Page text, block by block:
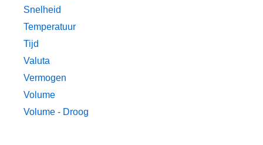
Snelheid
Temperatuur
Tijd
Valuta
Vermogen
Volume
Volume - Droog